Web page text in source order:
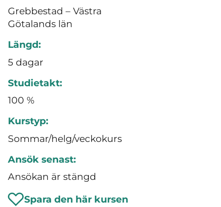
Grebbestad – Västra
Götalands län
Längd:
5 dagar
Studietakt:
100 %
Kurstyp:
Sommar/helg/veckokurs
Ansök senast:
Ansökan är stängd
Spara den här kursen